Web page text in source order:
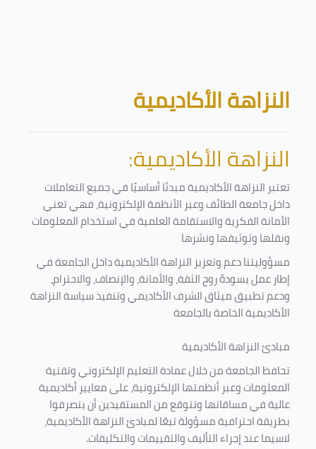
الكتل
النزاهة الأكاديمية
النزاهة الأكاديمية:
تعتبر النزاهة الأكاديمية مبدئا أساسيًا في جميع التعاملات
داخل جامعة الطائف وعبر الأنظمة الإلكترونية، فهي تعني
الأمانة الفكرية والاستقامة العلمية في استخدام المعلومات
ونقلها وتوثيقها ونشرها
مسؤوليتنا دعم وتعزيز النزاهة الأكاديمية داخل الجامعة في
إطار عمل يسودهُ روح الثقة، والأمانة، والإنصاف، والاحترام،
ودعم تطبيق ميثاق الشرف الأكاديمي وتنفيذ سياسة النزاهة
الأكاديمية الخاصة بالجامعة
مبادئ النزاهة الأكاديمية
تحافظ الجامعة من خلال عمادة التعليم الإلكتروني وتقنية
المعلومات وعبر أنظمتها الإلكترونية، على معايير أكاديمية
عالية في مساقاتها وتتوقع من المستفيدين أن يتصرفوا
بطريقة احترافية مسؤولة تبعًا لمبادئ النزاهة الأكاديمية،
لاسيما عند إجراء التأليف والتقييمات والتكليفات.